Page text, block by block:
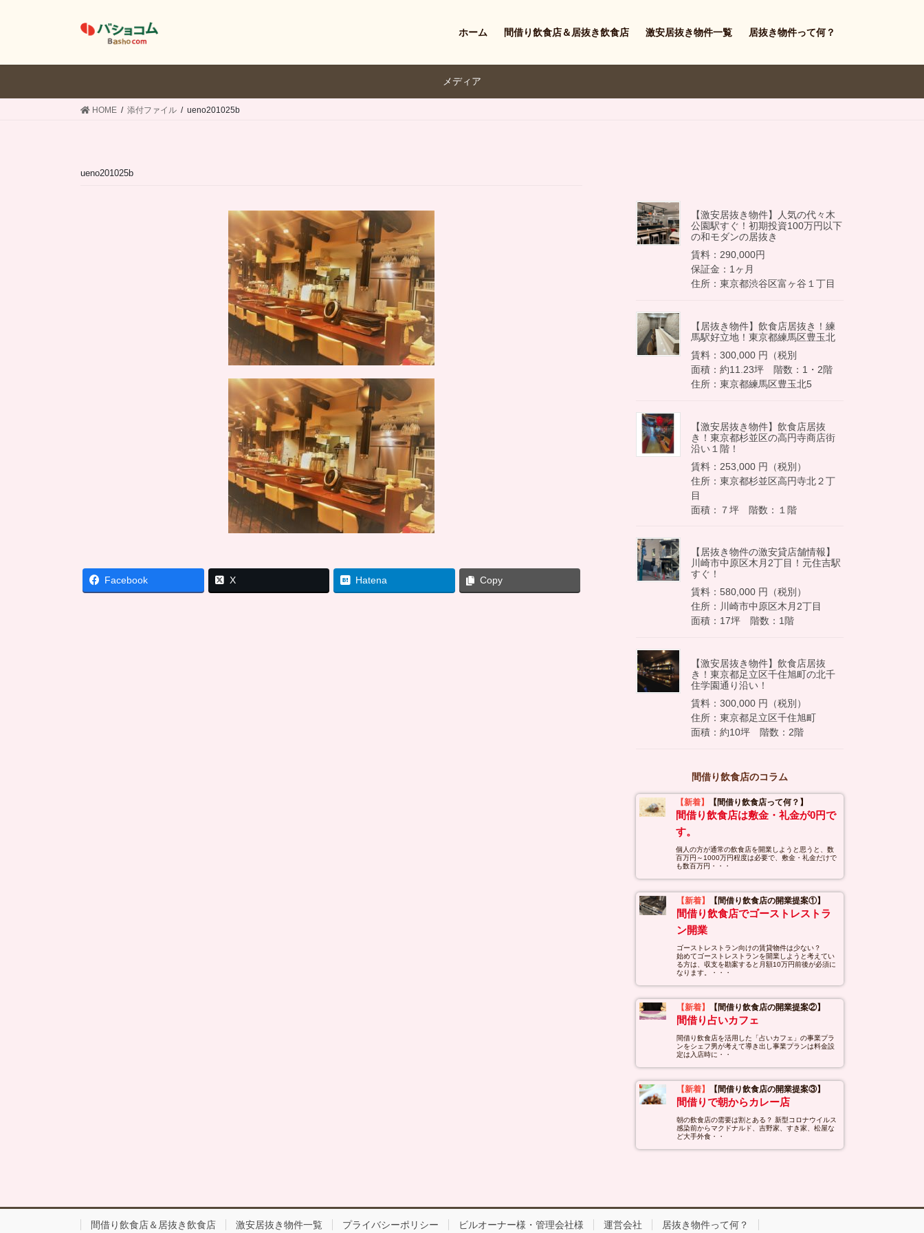
ホーム 間借り飲食店＆居抜き飲食店 激安居抜き物件一覧 居抜き物件って何？
メディア
HOME 添付ファイル ueno201025b
ueno201025b
Facebook X Hatena Copy
【激安居抜き物件】人気の代々木
公園駅すぐ！初期投資100万円以下
の和モダンの居抜き
賃料：290,000円
保証金：1ヶ月
住所：東京都渋谷区富ヶ谷１丁目
【居抜き物件】飲食店居抜き！練
馬駅好立地！東京都練馬区豊玉北
賃料：300,000 円（税別
面積：約11.23坪 階数：1・2階
住所：東京都練馬区豊玉北5
【激安居抜き物件】飲食店居抜
き！東京都杉並区の高円寺商店街
沿い１階！
賃料：253,000 円（税別）
住所：東京都杉並区高円寺北２丁
目
面積：７坪 階数：１階
【居抜き物件の激安貸店舗情報】
川崎市中原区木月2丁目！元住吉駅
すぐ！
賃料：580,000 円（税別）
住所：川崎市中原区木月2丁目
面積：17坪 階数：1階
【激安居抜き物件】飲食店居抜
き！東京都足立区千住旭町の北千
住学園通り沿い！
賃料：300,000 円（税別）
住所：東京都足立区千住旭町
面積：約10坪 階数：2階
間借り飲食店のコラム
【新着】 【間借り飲食店って何？】
間借り飲食店は敷金・礼金が0円で
す。
個人の方が通常の飲食店を開業しようと思うと、数
百万円～1000万円程度は必要で、敷金・礼金だけで
も数百万円・・・
【新着】 【間借り飲食店の開業提案①】
間借り飲食店でゴーストレストラ
ン開業
ゴーストレストラン向けの賃貸物件は少ない？
始めてゴーストレストランを開業しようと考えてい
る方は、収支を勘案すると月額10万円前後が必須に
なります。・・・
【新着】 【間借り飲食店の開業提案②】
間借り占いカフェ
間借り飲食店を活用した「占いカフェ」の事業プラ
ンをシェフ男が考えて導き出し事業プランは料金設
定は入店時に・・
【新着】 【間借り飲食店の開業提案③】
間借りで朝からカレー店
朝の飲食店の需要は割とある？ 新型コロナウイルス
感染前からマクドナルド、吉野家、すき家、松屋な
ど大手外食・・
間借り飲食店＆居抜き飲食店 激安居抜き物件一覧 プライバシーポリシー ビルオーナー様・管理会社様 運営会社 居抜き物件って何？